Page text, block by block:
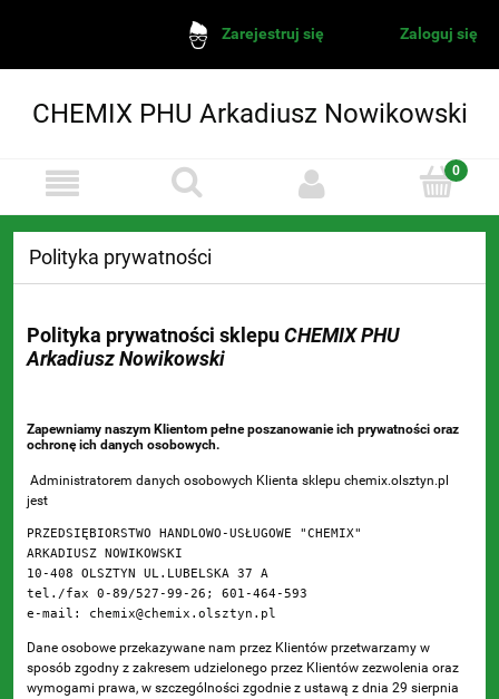
Zarejestruj się Zaloguj się
CHEMIX PHU Arkadiusz Nowikowski
Polityka prywatności
Polityka prywatności sklepuCHEMIX PHU
Arkadiusz Nowikowski
Zapewniamy naszym Klientom pełne poszanowanie ich prywatności oraz
ochronę ich danych osobowych.
Administratorem danych osobowych Klienta sklepu chemix.olsztyn.pl
jest
PRZEDSIĘBIORSTWO HANDLOWO-USŁUGOWE "CHEMIX"
ARKADIUSZ NOWIKOWSKI
10-408 OLSZTYN UL.LUBELSKA 37 A
tel./fax 0-89/527-99-26; 601-464-593
e-mail: chemix@chemix.olsztyn.pl
Dane osobowe przekazywane nam przez Klientów przetwarzamy w
sposób zgodny z zakresem udzielonego przez Klientów zezwolenia oraz
wymogami prawa, w szczególności zgodnie z ustawą z dnia 29 sierpnia